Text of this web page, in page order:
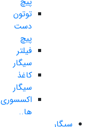
توتون
دست
پیچ
فیلتر
سیگار
کاغذ
سیگار
اکسسوری
ها..
سیگار